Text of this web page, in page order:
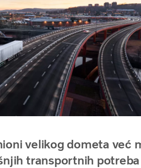
velikog dometa već
transportnih potreba